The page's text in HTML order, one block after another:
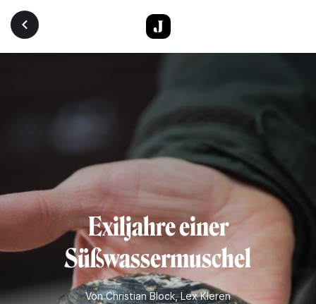
Direkt zum Inhalt
Exiljahre einer
Süßwassermuschel
VonChristian Block,Lex Kleren